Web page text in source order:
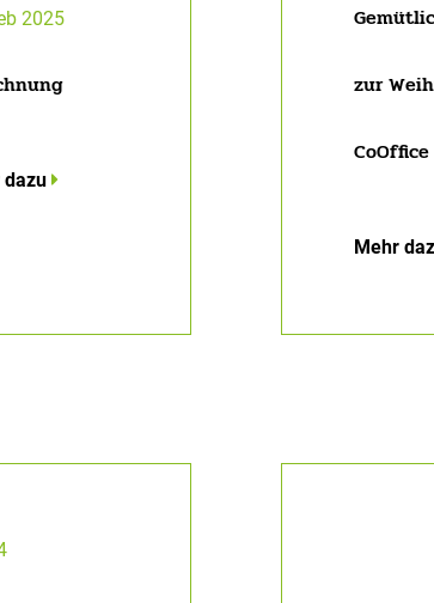
2025
dazu
zur
CoOffice
Mehr